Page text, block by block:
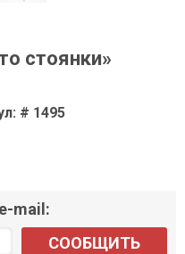
стоянки»
# 1495
mail:
СООБЩИТЬ